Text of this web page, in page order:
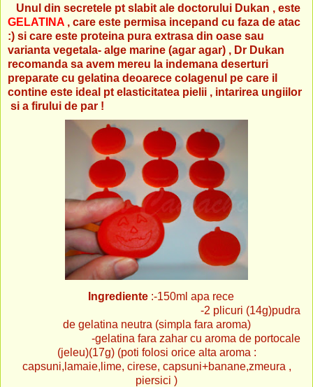
Unul din secretele pt slabit ale doctorului Dukan , este
GELATINA , care este permisa incepand cu faza de atac
:) si care este proteina pura extrasa din oase sau
varianta vegetala- alge marine (agar agar) , Dr Dukan
recomanda sa avem mereu la indemana deserturi
preparate cu gelatina deoarece colagenul pe care il
contine este ideal pt elasticitatea pielii , intarirea ungiilor
si a firului de par !
Ingrediente:-150ml apa rece
-2 plicuri (14g)pudra
de gelatina neutra (simpla fara aroma)
-gelatina fara zahar cu aroma de portocale
(jeleu)(17g) (poti folosi orice alta aroma :
capsuni,lamaie,lime, cirese, capsuni+banane,zmeura ,
piersici )